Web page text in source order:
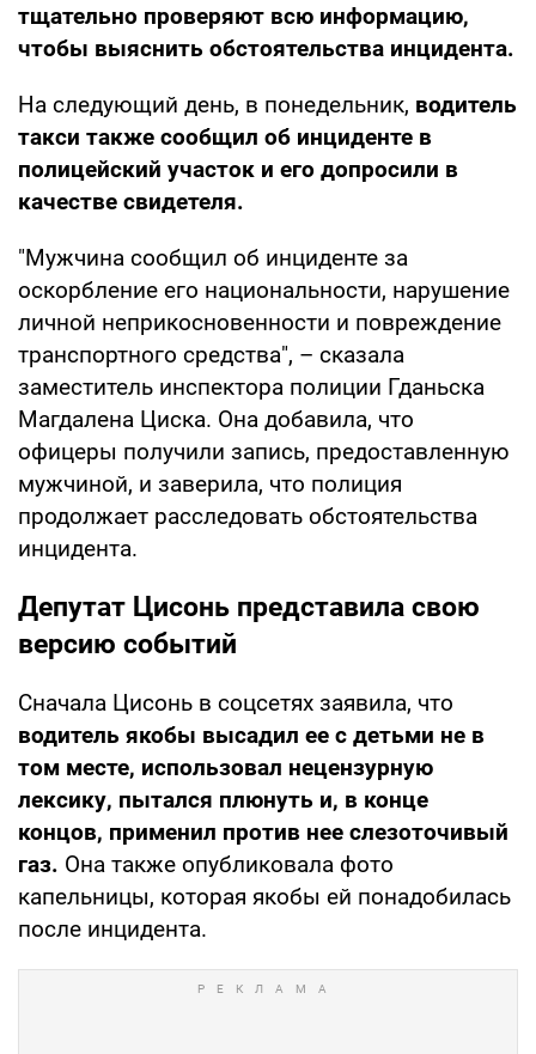
тщательно проверяют всю информацию,
чтобы выяснить обстоятельства инцидента.
На следующий день, в понедельник, водитель
такси также сообщил об инциденте в
полицейский участок и его допросили в
качестве свидетеля.
"Мужчина сообщил об инциденте за
оскорбление его национальности, нарушение
личной неприкосновенности и повреждение
транспортного средства", – сказала
заместитель инспектора полиции Гданьска
Магдалена Циска. Она добавила, что
офицеры получили запись, предоставленную
мужчиной, и заверила, что полиция
продолжает расследовать обстоятельства
инцидента.
Депутат Цисонь представила свою
версию событий
Сначала Цисонь в соцсетях заявила, что
водитель якобы высадил ее с детьми не в
том месте, использовал нецензурную
лексику, пытался плюнуть и, в конце
концов, применил против нее слезоточивый
газ. Она также опубликовала фото
капельницы, которая якобы ей понадобилась
после инцидента.